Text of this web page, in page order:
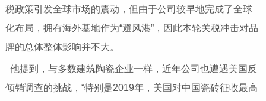
税政策引发全球市场的震动，但由于公司较早地完成了全球
化布局，拥有海外基地作为“避风港”，因此本轮关税冲击对品
牌的总体整体影响并不大。
他提到，与多数建筑陶瓷企业一样，近年公司也遭遇美国反
倾销调查的挑战，“特别是2019年，美国对中国瓷砖征收最高